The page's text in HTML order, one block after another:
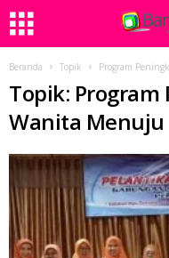
Beranda Topik Program
Topik:
Wanita Menuju